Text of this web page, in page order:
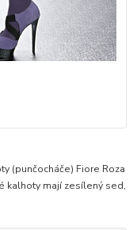
(punčocháče) Fiore Roza
kalhoty mají zesílený sed,